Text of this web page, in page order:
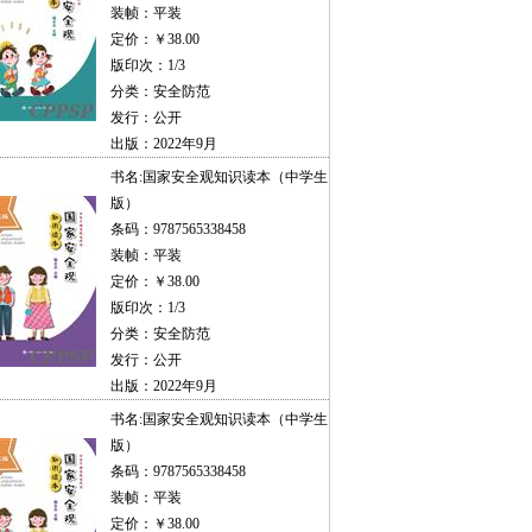
装帧：平装
定价：￥38.00
版印次：1/3
分类：安全防范
发行：公开
出版：2022年9月
书名:国家安全观知识读本（中学生
版）
条码：9787565338458
装帧：平装
定价：￥38.00
版印次：1/3
分类：安全防范
发行：公开
出版：2022年9月
书名:国家安全观知识读本（中学生
版）
条码：9787565338458
装帧：平装
定价：￥38.00